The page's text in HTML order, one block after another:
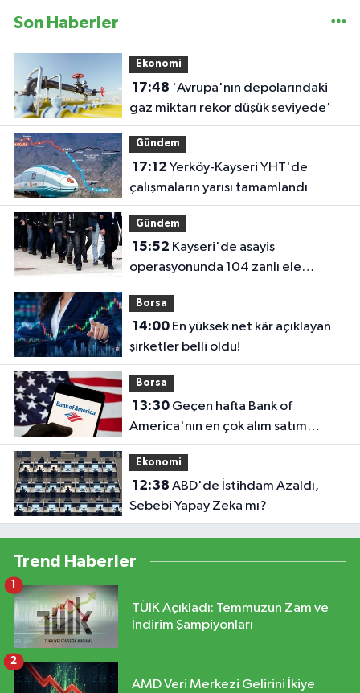
Son Haberler
Ekonomi
17:48
gaz miktarı rekor düşük seviyede'
Gündem
17:12
çalışmaların yarısı tamamlandı
Gündem
15:52
operasyonunda 104 zanlı ele
geçirildi
Borsa
14:00En yüksek net kâr açıklayan
şirketler belli oldu!
Borsa
13:30Geçen hafta Bank of
America'nın en çok alım satım
yaptığı hisseler
Ekonomi
12:38
Sebebi Yapay Zeka mı?
Trend Haberler
TÜİK Açıkladı: Temmuzun Zam ve
İndirim Şampiyonları
1
AMD Veri Merkezi Gelirini İkiye
2